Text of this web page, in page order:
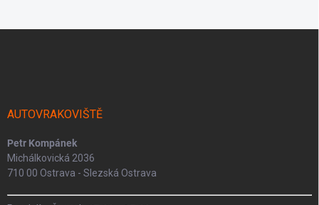
AUTOVRAKOVIŠTĚ
Petr Kompánek
Michálkovická 2036
710 00 Ostrava - Slezská Ostrava